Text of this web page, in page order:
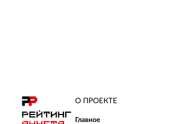
О ПРОЕКТЕ
Главное